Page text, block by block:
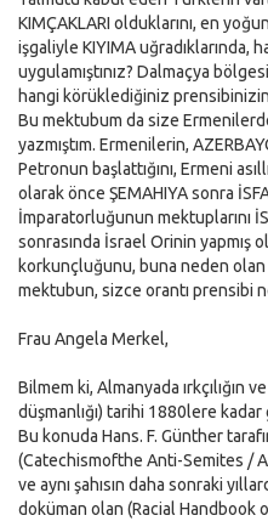
KIMÇAKLARI olduklarını, en
işgaliyle KIYIMA uğradıklarında,
uygulamıştınız? Dalmaçya
hangi körüklediğiniz prensibinizin
Bu mektubum da size
yazmıştım. Ermenilerin,
Petronun başlattığını, Ermeni
olarak önce ŞEMAHIYA sonra
İmparatorluğunun mektuplarını
sonrasında İsrael Orinin
korkunçluğunu, buna neden olan
mektubun, sizce orantı prensibi
Frau Angela Merkel,
Bilmem ki, Almanyada
düşmanlığı) tarihi 1880lere
Bu konuda Hans. F. Günther
(Catechismofthe Anti-Semites /
ve aynı şahısın daha sonraki
doküman olan (Racial Handbook